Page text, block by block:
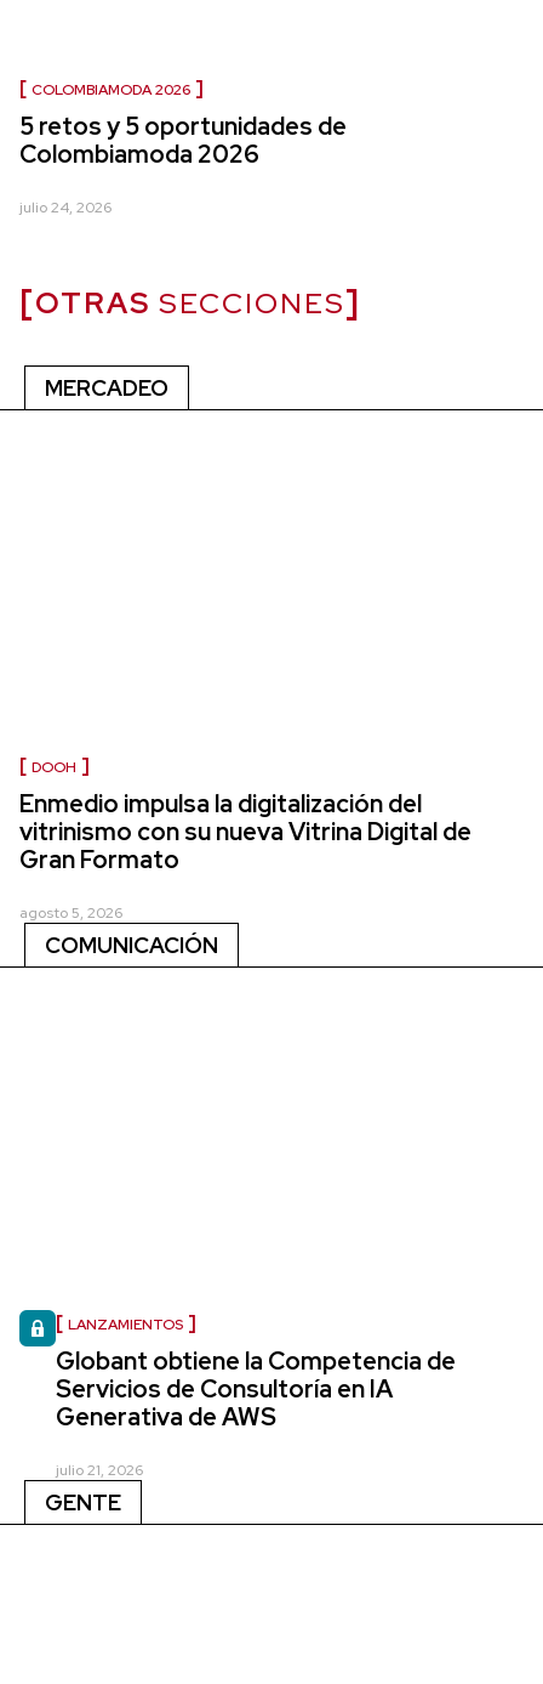
COLOMBIAMODA 2026
5 retos y 5 oportunidades de
Colombiamoda 2026
julio 24, 2026
OTRAS SECCIONES
MERCADEO
DOOH
Enmedio impulsa la digitalización del
vitrinismo con su nueva Vitrina Digital de
Gran Formato
agosto 5, 2026
COMUNICACIÓN
LANZAMIENTOS
Globant obtiene la Competencia de
Servicios de Consultoría en IA
Generativa de AWS
julio 21, 2026
GENTE